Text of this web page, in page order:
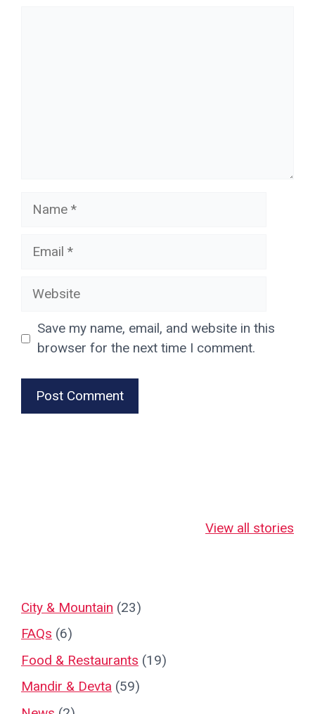
Name
Email
Website
Save my name, email, and website in this
browser for the next time I comment.
View all stories
भुजाओं से देती हैं
का दिव्य रहस्य
City & Mountain (23)
FAQs (6)
Food & Restaurants (19)
Mandir & Devta (59)